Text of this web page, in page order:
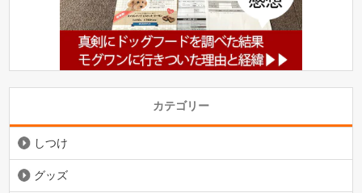
カテゴリー
しつけ
グッズ